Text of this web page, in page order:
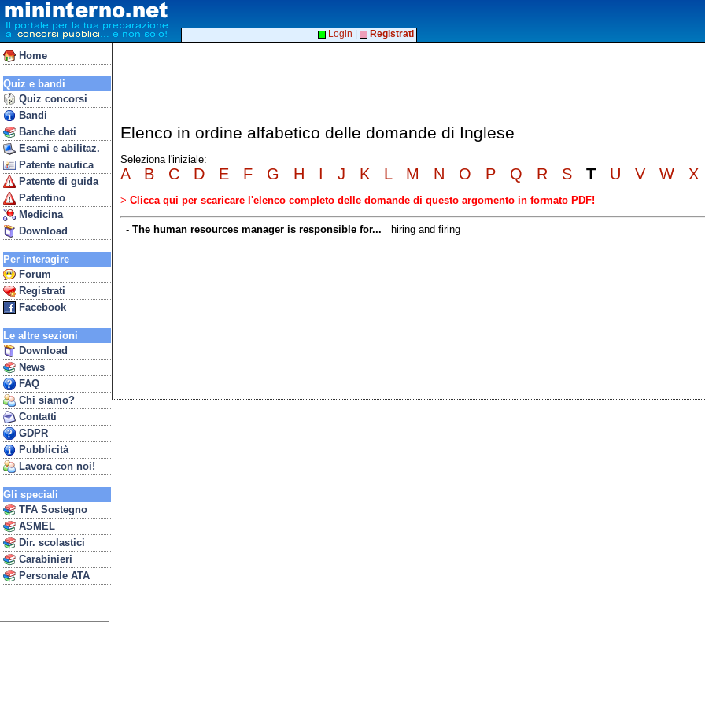
Home
Quiz e bandi
Quiz concorsi
Bandi
Banche dati
Esami e abilitaz.
Patente nautica
Patente di guida
Patentino
Medicina
Download
Per interagire
Forum
Registrati
Facebook
Le altre sezioni
Download
News
FAQ
Chi siamo?
Contatti
GDPR
Pubblicità
Lavora con noi!
Gli speciali
TFA Sostegno
ASMEL
Dir. scolastici
Carabinieri
Personale ATA
Login Registrati
Elenco in ordine alfabetico delle domande di Inglese
Seleziona l'iniziale:
A B C D E F G H I J K L M N O P Q R S T U V W X
> Clicca qui per scaricare l'elenco completo delle domande di questo argomento in formato PDF!
- The human resources manager is responsible for... hiring and firing